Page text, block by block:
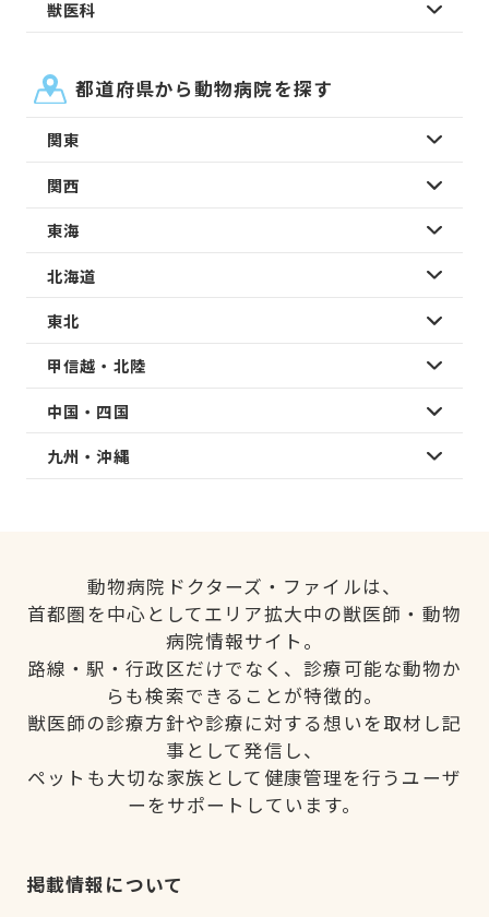
獣医科
都道府県から動物病院を探す
関東
関西
東海
北海道
東北
甲信越・北陸
中国・四国
九州・沖縄
動物病院ドクターズ・ファイルは、
首都圏を中心としてエリア拡大中の獣医師・動物
病院情報サイト。
路線・駅・行政区だけでなく、診療可能な動物か
らも検索できることが特徴的。
獣医師の診療方針や診療に対する想いを取材し記
事として発信し、
ペットも大切な家族として健康管理を行うユーザ
ーをサポートしています。
掲載情報について